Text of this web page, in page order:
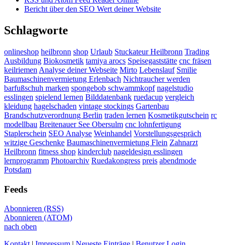
Bericht über den SEO Wert deiner Website
Schlagworte
onlineshop heilbronn shop Urlaub Stuckateur Heilbronn Trading
Ausbildung Biokosmetik tamiya arocs Speisegaststätte cnc fräsen
keilriemen Analyse deiner Webseite Mirto Lebenslauf Smilie
Baumaschinenvermietung Erlenbach Nichtraucher werden
barfußschuh marken spongebob schwammkopf nagelstudio
esslingen spielend lernen Bilddatenbank ruedacup vergleich
kleidung hagelschaden vintage stockings Gartenbau
Brandschutzverordnung Berlin traden lernen Kosmetikgutschein rc
modellbau Breitenauer See Obersulm cnc lohnfertigung
Staplerschein SEO Analyse Weinhandel Vorstellungsgespräch
witzige Geschenke Baumaschinenvermietung Flein Zahnarzt
Heilbronn fitness shop kinderclub nageldesign esslingen
lernprogramm Photoarchiv Ruedakongress preis abendmode
Potsdam
Feeds
Abonnieren (RSS)
Abonnieren (ATOM)
nach oben